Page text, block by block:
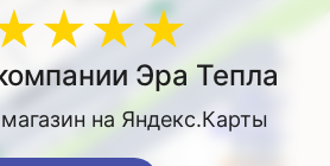
Эра Тепла
на Яндекс.Карты